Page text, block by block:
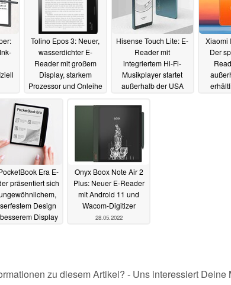
Tolino Epos 3: Neuer,
wasserdichter E-
Reader mit großem
Display, starkem
Prozessor und Onleihe
Hisense Touch Lite: E-
Reader mit
integriertem Hi-Fi-
Musikplayer startet
außerhalb der USA
Xiaomi
Der
Era E-
präsentiert sich
Design
Display
Onyx Boox Note Air 2
Plus: Neuer E-Reader
mit Android 11 und
Wacom-Digitizer
28.05.2022
zu diesem Artikel? - Uns interessiert Deine